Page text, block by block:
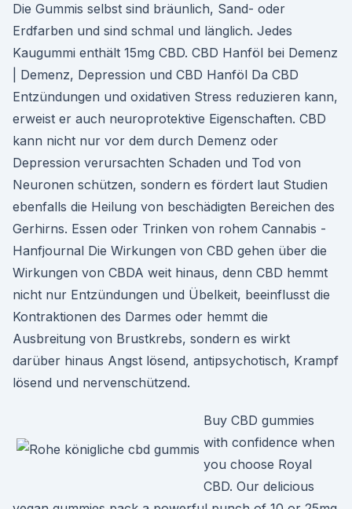
Die Gummis selbst sind bräunlich, Sand- oder
Erdfarben und sind schmal und länglich. Jedes
Kaugummi enthält 15mg CBD. CBD Hanföl bei Demenz
| Demenz, Depression und CBD Hanföl Da CBD
Entzündungen und oxidativen Stress reduzieren kann,
erweist er auch neuroprotektive Eigenschaften. CBD
kann nicht nur vor dem durch Demenz oder
Depression verursachten Schaden und Tod von
Neuronen schützen, sondern es fördert laut Studien
ebenfalls die Heilung von beschädigten Bereichen des
Gerhirns. Essen oder Trinken von rohem Cannabis -
Hanfjournal Die Wirkungen von CBD gehen über die
Wirkungen von CBDA weit hinaus, denn CBD hemmt
nicht nur Entzündungen und Übelkeit, beeinflusst die
Kontraktionen des Darmes oder hemmt die
Ausbreitung von Brustkrebs, sondern es wirkt
darüber hinaus Angst lösend, antipsychotisch, Krampf
lösend und nervenschützend.
Buy CBD gummies
with confidence when
you choose Royal
CBD. Our delicious